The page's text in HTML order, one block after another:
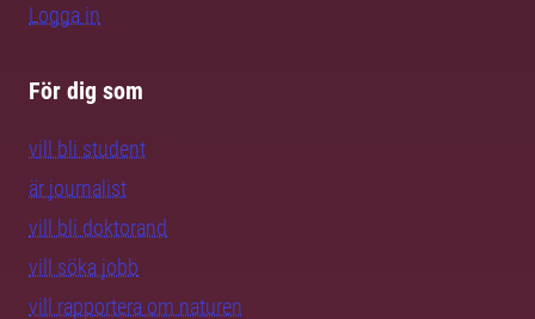
Logga in
För dig som
vill bli student
är journalist
vill bli doktorand
vill söka jobb
vill rapportera om naturen